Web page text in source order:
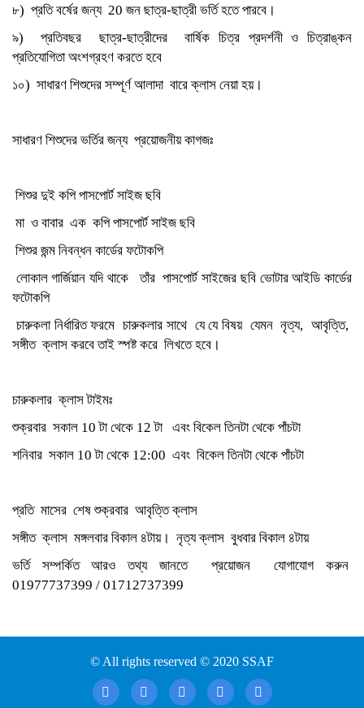
৮) প্রতি বর্ষের জন্য 20 জন ছাত্র-ছাত্রী ভর্তি হতে পারবে।
৯) প্রতিবছর ছাত্র-ছাত্রীদের বার্ষিক চিত্র প্রদর্শনী ও চিত্রাঙ্কন
প্রতিযোগিতা অংশগ্রহণ করতে হবে
১০) সাধারণ শিশুদের সম্পূর্ণ আলাদা বারে ক্লাস নেয়া হয়।
সাধারণ শিশুদের ভর্তির জন্য প্রয়োজনীয় কাগজঃ
শিশুর দুই কপি পাসপোর্ট সাইজ ছবি
মা ও বাবার এক কপি পাসপোর্ট সাইজ ছবি
শিশুর জন্ম নিবন্ধন কার্ডের ফটোকপি
লোকাল গার্জিয়ান যদি থাকে তাঁর পাসপোর্ট সাইজের ছবি ভোটার আইডি কার্ডের
ফটোকপি
চারুকলা নির্ধারিত ফরমে চারুকলার সাথে যে যে বিষয় যেমন নৃত্য, আবৃত্তি,
সঙ্গীত ক্লাস করবে তাই স্পষ্ট করে লিখতে হবে।
চারুকলার ক্লাস টাইমঃ
শুক্রবার সকাল 10 টা থেকে 12 টা এবং বিকেল তিনটা থেকে পাঁচটা
শনিবার সকাল 10 টা থেকে 12:00 এবং বিকেল তিনটা থেকে পাঁচটা
প্রতি মাসের শেষ শুক্রবার আবৃত্তি ক্লাস
সঙ্গীত ক্লাস মঙ্গলবার বিকাল ৪টায়। নৃত্য ক্লাস বুধবার বিকাল ৪টায়
ভর্তি সম্পর্কিত আরও তথ্য জানতে প্রয়োজন যোগাযোগ করুন
01977737399 / 01712737399
© All rights reserved © 2020 SSAF